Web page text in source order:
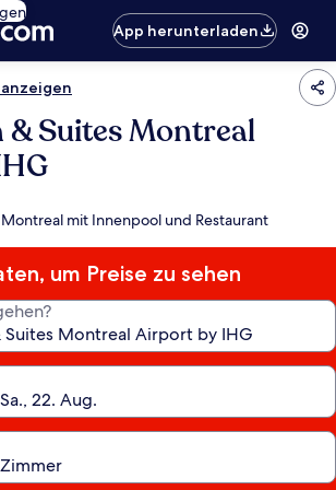
App herunterladen
& Suites Montreal
mit Innenpool und Restaurant
um Preise zu sehen